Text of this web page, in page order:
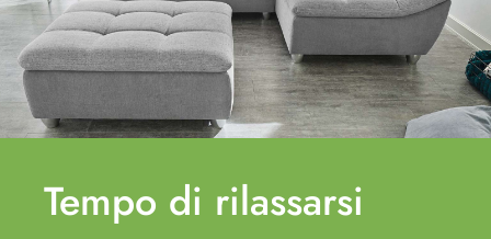
Tempo di rilassarsi